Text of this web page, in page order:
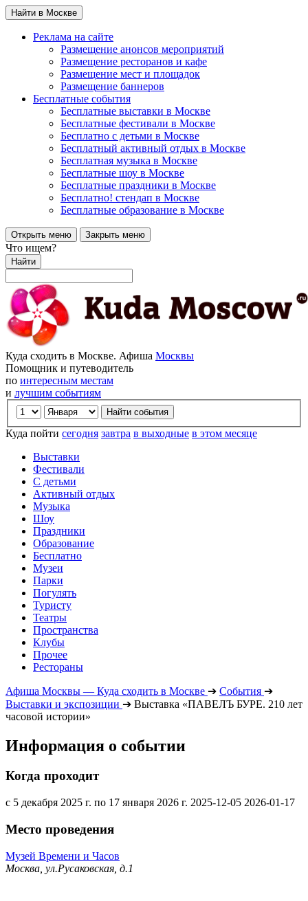
Найти в Москве
Реклама на сайте
Размещение анонсов мероприятий
Размещение ресторанов и кафе
Размещение мест и площадок
Размещение баннеров
Бесплатные события
Бесплатные выставки в Москве
Бесплатные фестивали в Москве
Бесплатно с детьми в Москве
Бесплатный активный отдых в Москве
Бесплатная музыка в Москве
Бесплатные шоу в Москве
Бесплатные праздники в Москве
Бесплатно! стендап в Москве
Бесплатные образование в Москве
Открыть меню Закрыть меню
Что ищем?
Найти
Куда сходить в Москве. Афиша Москвы
Помощник и путеводитель
по интересным местам
и лучшим событиям
Куда пойти сегодня завтра в выходные в этом месяце
Выставки
Фестивали
С детьми
Активный отдых
Музыка
Шоу
Праздники
Образование
Бесплатно
Музеи
Парки
Погулять
Туристу
Театры
Пространства
Клубы
Прочее
Рестораны
Афиша Москвы — Куда сходить в Москве ➔ События ➔
Выставки и экспозиции ➔ Выставка «ПАВЕЛЪ БУРЕ. 210 лет
часовой истории»
Информация о событии
Когда проходит
с 5 декабря 2025 г. по 17 января 2026 г. 2025-12-05 2026-01-17
Место проведения
Музей Времени и Часов
Москва, ул.Русаковская, д.1